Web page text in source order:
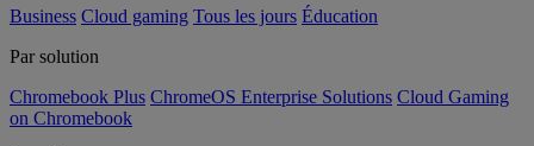
Business Cloud gaming Tous les jours Éducation
Par solution
Chromebook Plus ChromeOS Enterprise Solutions Cloud Gaming
on Chromebook